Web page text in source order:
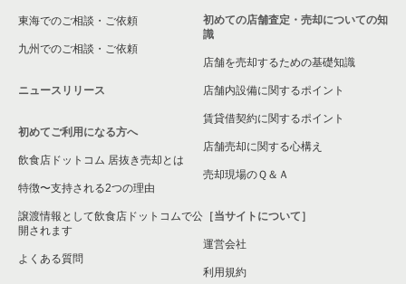
箕面市の飲食店の居抜き売却物件の案件一覧
大阪市淀川区の飲食店の居抜き売却物件の案件一覧
大阪市東成区の飲食店の居抜き売却物件の案件一覧
大阪市城東区の飲食店の居抜き売却物件の案件一覧
大阪市旭区の飲食店の居抜き売却物件の案件一覧
和泉市の飲食店の居抜き売却物件の案件一覧
池田市の飲食店の居抜き売却物件の案件一覧
東海でのご相談・ご依頼
九州でのご相談・ご依頼
ニュースリリース
初めてご利用になる方へ
飲食店ドットコム 居抜き売却とは
特徴〜支持される2つの理由
譲渡情報として飲食店ドットコムで公
開されます
よくある質問
初めての店舗査定・売却についての知
識
店舗を売却するための基礎知識
店舗内設備に関するポイント
賃貸借契約に関するポイント
店舗売却に関する心構え
売却現場のＱ＆Ａ
［当サイトについて］
運営会社
利用規約